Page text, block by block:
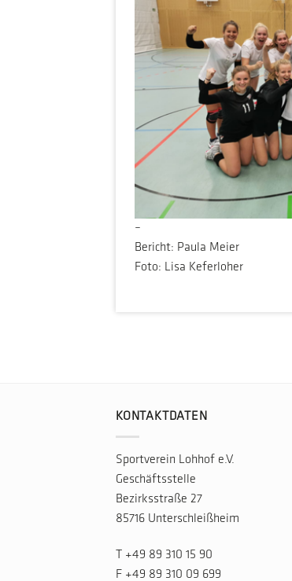
–
Bericht: Paula Meier
Foto: Lisa Keferloher
KONTAKTDATEN
Sportverein Lohhof e.V.
Geschäftsstelle
Bezirksstraße 27
85716 Unterschleißheim
+49 89 310 15 90
F +49 89 310 09 699